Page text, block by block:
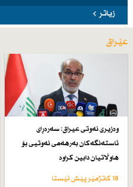
زیاتر
عێراق
وەزیری نەوتی عیراق: سەرەڕای
ئاستەنگەكان بەرهەمی نەوتیی بۆ
هاوڵاتیان دابین كراوە
18 کاتژمێر پێش ئێستا